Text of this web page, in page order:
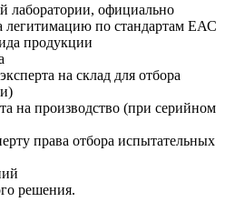
лаборатории, официально
легитимацию по стандартам ЕАС
продукции
на склад для отбора
на производство (при серийном
права отбора испытательных
решения.